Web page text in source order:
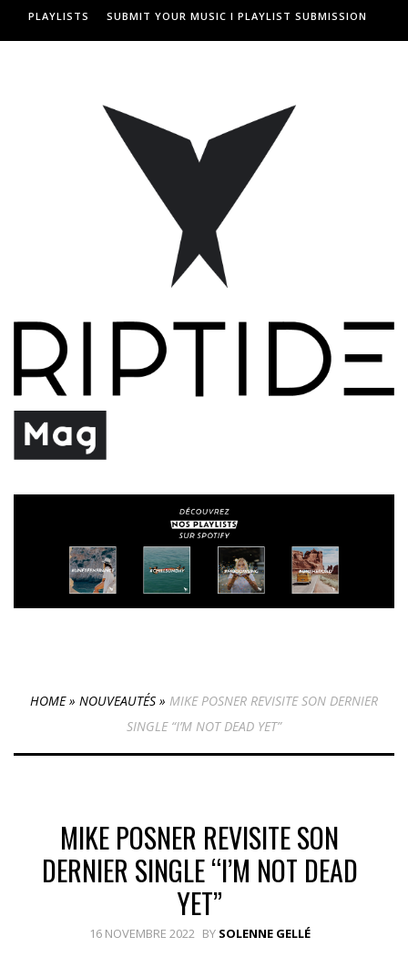
PLAYLISTS SUBMIT YOUR MUSIC I PLAYLIST SUBMISSION
HOME» NOUVEAUTÉS » MIKE POSNER REVISITE SON DERNIER
SINGLE “I’M NOT DEAD YET”
MIKE POSNER REVISITE SON
DERNIER SINGLE “I’M NOT DEAD
YET”
16 NOVEMBRE 2022 BY SOLENNE GELLÉ